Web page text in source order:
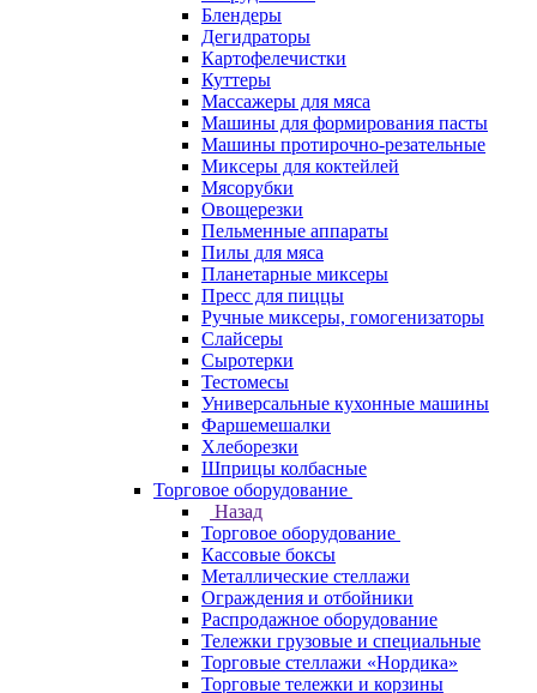
Блендеры
Дегидраторы
Картофелечистки
Куттеры
Массажеры для мяса
Машины для формирования пасты
Машины протирочно-резательные
Миксеры для коктейлей
Мясорубки
Овощерезки
Пельменные аппараты
Пилы для мяса
Планетарные миксеры
Пресс для пиццы
Ручные миксеры, гомогенизаторы
Слайсеры
Сыротерки
Тестомесы
Универсальные кухонные машины
Фаршемешалки
Хлеборезки
Шприцы колбасные
Торговое оборудование
Назад
Торговое оборудование
Кассовые боксы
Металлические стеллажи
Ограждения и отбойники
Распродажное оборудование
Тележки грузовые и специальные
Торговые стеллажи «Нордика»
Торговые тележки и корзины